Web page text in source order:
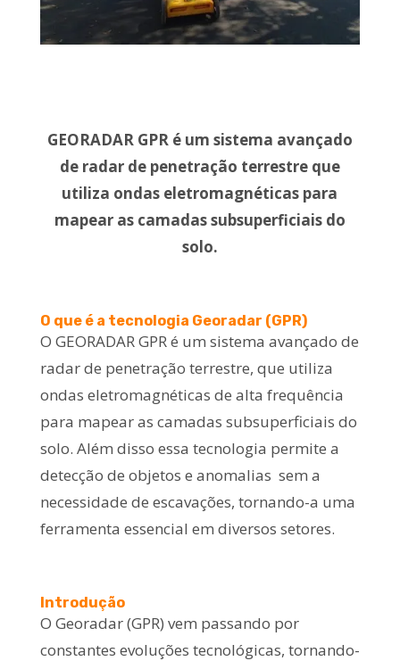
GEORADAR GPR é um sistema avançado
de radar de penetração terrestre que
utiliza ondas eletromagnéticas para
mapear as camadas subsuperficiais do
solo.
O que é a tecnologia Georadar (GPR)
O GEORADAR GPR é um sistema avançado de
radar de penetração terrestre, que utiliza
ondas eletromagnéticas de alta frequência
para mapear as camadas subsuperficiais do
solo. Além disso essa tecnologia permite a
detecção de objetos e anomalias sem a
necessidade de escavações, tornando-a uma
ferramenta essencial em diversos setores.
Introdução
O Georadar (GPR) vem passando por
constantes evoluções tecnológicas, tornando-